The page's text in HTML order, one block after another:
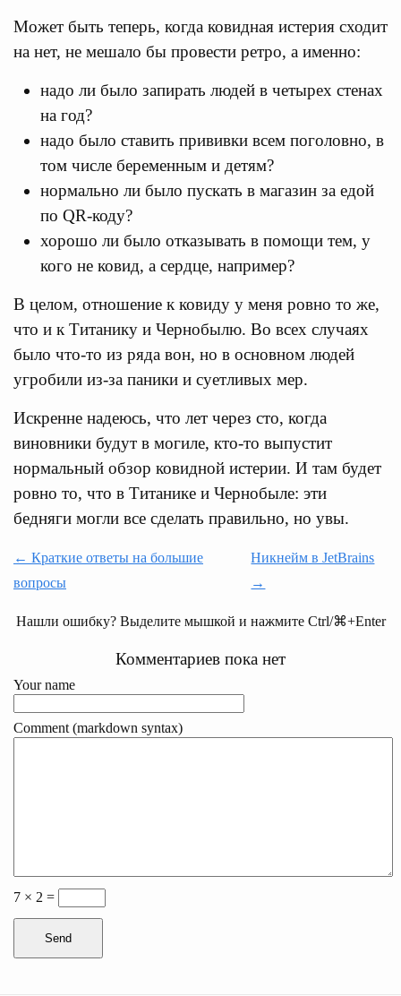
Может быть теперь, когда ковидная истерия сходит
на нет, не мешало бы провести ретро, а именно:
надо ли было запирать людей в четырех стенах
на год?
надо было ставить прививки всем поголовно, в
том числе беременным и детям?
нормально ли было пускать в магазин за едой
по QR-коду?
хорошо ли было отказывать в помощи тем, у
кого не ковид, а сердце, например?
В целом, отношение к ковиду у меня ровно то же,
что и к Титанику и Чернобылю. Во всех случаях
было что-то из ряда вон, но в основном людей
угробили из-за паники и суетливых мер.
Искренне надеюсь, что лет через сто, когда
виновники будут в могиле, кто-то выпустит
нормальный обзор ковидной истерии. И там будет
ровно то, что в Титанике и Чернобыле: эти
бедняги могли все сделать правильно, но увы.
← Краткие ответы на большие
вопросы
Никнейм в JetBrains
→
Нашли ошибку? Выделите мышкой и нажмите Ctrl/⌘+Enter
Комментариев пока нет
Your name
Comment (markdown syntax)
7 × 2 =
Send